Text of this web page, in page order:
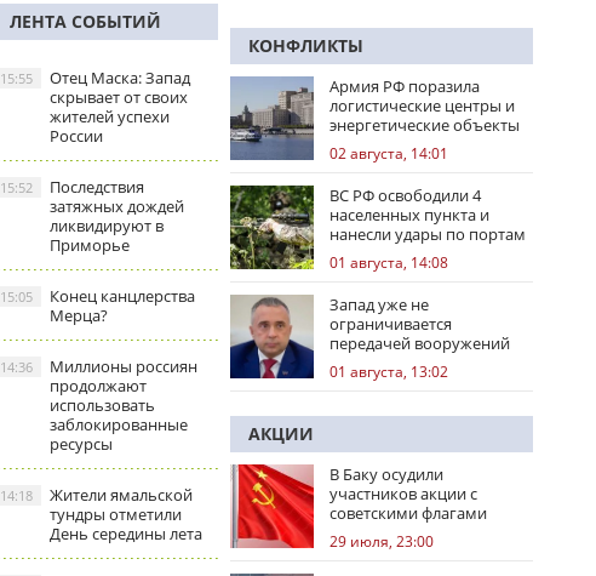
ЛЕНТА СОБЫТИЙ
Отец Маска: Запад
скрывает от своих
жителей успехи
России
15:55
Последствия
затяжных дождей
ликвидируют в
Приморье
15:52
Конец канцлерства
Мерца?
15:05
Миллионы россиян
продолжают
использовать
заблокированные
ресурсы
14:36
Жители ямальской
тундры отметили
День середины лета
14:18
КОНФЛИКТЫ
Армия РФ поразила
логистические центры и
энергетические объекты
Украины
02 августа, 14:01
ВС РФ освободили 4
населенных пункта и
нанесли удары по портам
Одессы
01 августа, 14:08
Запад уже не
ограничивается
передачей вооружений
01 августа, 13:02
АКЦИИ
В Баку осудили
участников акции с
советскими флагами
29 июля, 23:00